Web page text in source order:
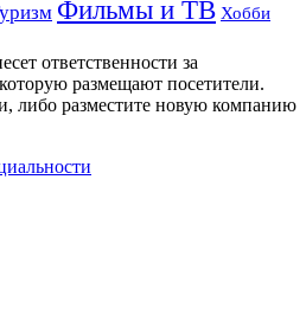
Фильмы и ТВ Хобби
ответственности за
размещают посетители.
либо разместите новую компанию